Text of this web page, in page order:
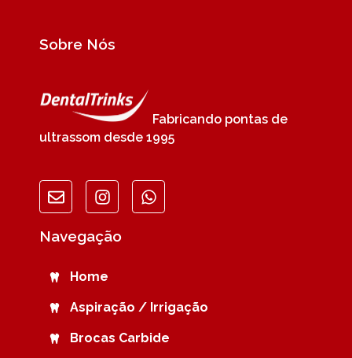
Sobre Nós
Fabricando pontas de
ultrassom desde 1995
Navegação
Home
Aspiração / Irrigação
Brocas Carbide